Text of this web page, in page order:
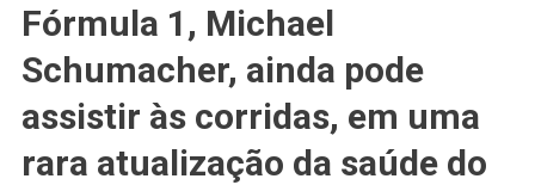
Está
Às
Corridas
De
Fórmula 1, Michael
Schumacher, ainda pode
assistir às corridas, em uma
rara atualização da saúde do